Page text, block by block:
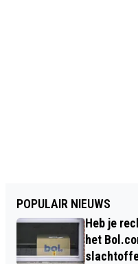
POPULAIR NIEUWS
Heb je
het